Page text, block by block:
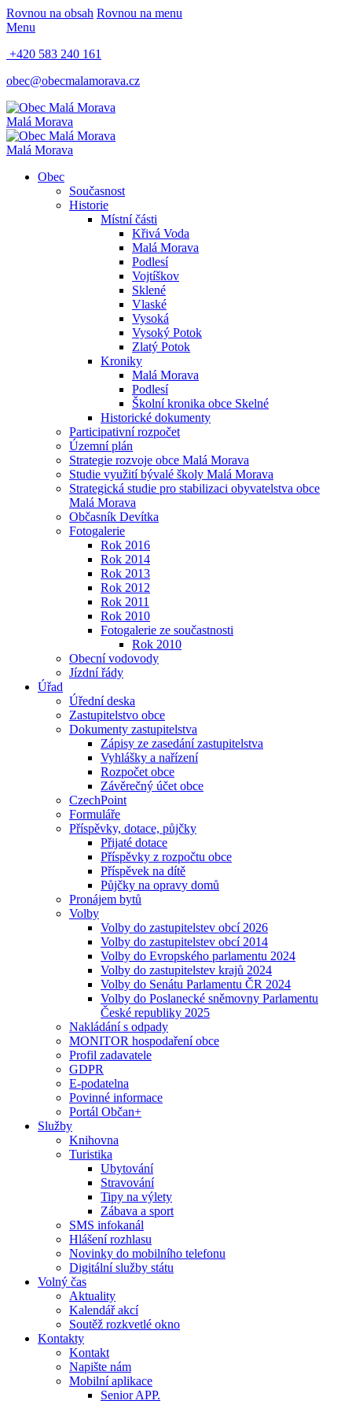
Rovnou na obsah Rovnou na menu
Menu
+420 583 240 161
obec@obecmalamorava.cz
Malá Morava
Malá Morava
Obec
Současnost
Historie
Místní části
Křivá Voda
Malá Morava
Podlesí
Vojtíškov
Sklené
Vlaské
Vysoká
Vysoký Potok
Zlatý Potok
Kroniky
Malá Morava
Podlesí
Školní kronika obce Skelné
Historické dokumenty
Participativní rozpočet
Územní plán
Strategie rozvoje obce Malá Morava
Studie využití bývalé školy Malá Morava
Strategická studie pro stabilizaci obyvatelstva obce
Malá Morava
Občasník Devítka
Fotogalerie
Rok 2016
Rok 2014
Rok 2013
Rok 2012
Rok 2011
Rok 2010
Fotogalerie ze součastnosti
Rok 2010
Obecní vodovody
Jízdní řády
Úřad
Úřední deska
Zastupitelstvo obce
Dokumenty zastupitelstva
Zápisy ze zasedání zastupitelstva
Vyhlášky a nařízení
Rozpočet obce
Závěrečný účet obce
CzechPoint
Formuláře
Příspěvky, dotace, půjčky
Přijaté dotace
Příspěvky z rozpočtu obce
Příspěvek na dítě
Půjčky na opravy domů
Pronájem bytů
Volby
Volby do zastupitelstev obcí 2026
Volby do zastupitelstev obcí 2014
Volby do Evropského parlamentu 2024
Volby do zastupitelstev krajů 2024
Volby do Senátu Parlamentu ČR 2024
Volby do Poslanecké sněmovny Parlamentu
České republiky 2025
Nakládání s odpady
MONITOR hospodaření obce
Profil zadavatele
GDPR
E-podatelna
Povinné informace
Portál Občan+
Služby
Knihovna
Turistika
Ubytování
Stravování
Tipy na výlety
Zábava a sport
SMS infokanál
Hlášení rozhlasu
Novinky do mobilního telefonu
Digitální služby státu
Volný čas
Aktuality
Kalendář akcí
Soutěž rozkvetlé okno
Kontakty
Kontakt
Napište nám
Mobilní aplikace
Senior APP.